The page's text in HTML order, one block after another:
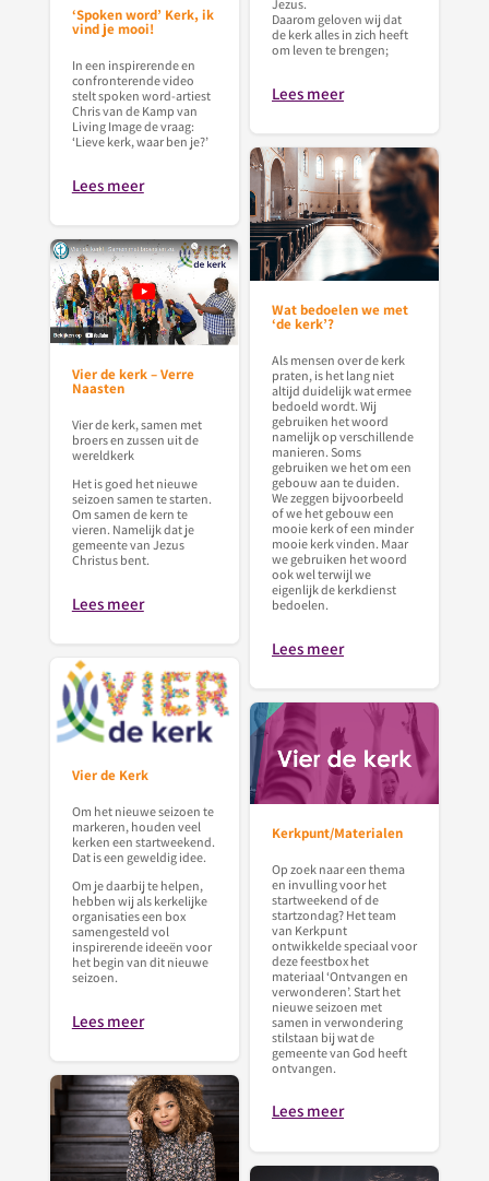
Jezus.
Daarom geloven wij dat
de kerk alles in zich heeft
om leven te brengen;
Lees meer
‘Spoken word’ Kerk, ik
vind je mooi!
In een inspirerende en
confronterende video
stelt spoken word-artiest
Chris van de Kamp van
Living Image de vraag:
‘Lieve kerk, waar ben je?’
Lees meer
Wat bedoelen we met
‘de kerk’?
Als mensen over de kerk
praten, is het lang niet
altijd duidelijk wat ermee
bedoeld wordt. Wij
gebruiken het woord
namelijk op verschillende
manieren. Soms
gebruiken we het om een
gebouw aan te duiden.
We zeggen bijvoorbeeld
of we het gebouw een
mooie kerk of een minder
mooie kerk vinden. Maar
we gebruiken het woord
ook wel terwijl we
eigenlijk de kerkdienst
bedoelen.
Lees meer
Vier de kerk – Verre
Naasten
Vier de kerk, samen met
broers en zussen uit de
wereldkerk
Het is goed het nieuwe
seizoen samen te starten.
Om samen de kern te
vieren. Namelijk dat je
gemeente van Jezus
Christus bent.
Lees meer
Vier de Kerk
Om het nieuwe seizoen te
markeren, houden veel
kerken een startweekend.
Dat is een geweldig idee.
Om je daarbij te helpen,
hebben wij als kerkelijke
organisaties een box
samengesteld vol
inspirerende ideeën voor
het begin van dit nieuwe
seizoen.
Lees meer
Kerkpunt/Materialen
Op zoek naar een thema
en invulling voor het
startweekend of de
startzondag? Het team
van Kerkpunt
ontwikkelde speciaal voor
deze feestbox het
materiaal ‘Ontvangen en
verwonderen’. Start het
nieuwe seizoen met
samen in verwondering
stilstaan bij wat de
gemeente van God heeft
ontvangen.
Lees meer